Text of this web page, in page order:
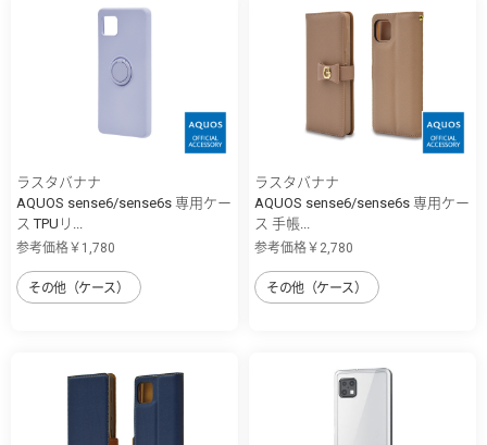
ラスタバナナ
AQUOS sense6/sense6s 専用ケー
ス TPUリ...
参考価格￥1,780
その他（ケース）
ラスタバナナ
AQUOS sense6/sense6s 専用ケー
ス 手帳...
参考価格￥2,780
その他（ケース）